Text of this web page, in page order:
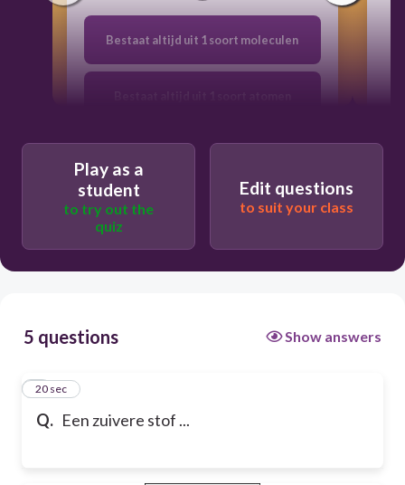
Bestaat altijd uit 1 soort moleculen
Bestaat altijd uit meerdere soorten
Bestaat altijd uit meerdere soorten
Play as a
student
to try out the
quiz
Edit questions
to suit your class
5 questions Show answers
Q. Een zuivere stof ...
1
20 sec